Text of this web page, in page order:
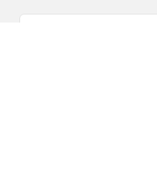
Kirjoita sähköpostiosoitteesi